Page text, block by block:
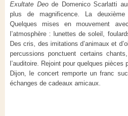
Exultate Deode Domenico Scarlatti
plus de magnificence. La
Quelques mises en mouvement
l’atmosphère : lunettes de soleil,
Des cris, des imitations d’animaux et
percussions ponctuent certains
l’auditoire. Rejoint pour quelques
Dijon, le concert remporte un franc
échanges de cadeaux amicaux.